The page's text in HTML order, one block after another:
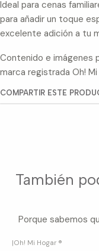
Ideal para cenas
para añadir un toque
excelente adición a tu
Contenido e imágenes
marca registrada Oh!
COMPARTIR ESTE
También
Porque sabemos
|Oh! Mi Hogar ®